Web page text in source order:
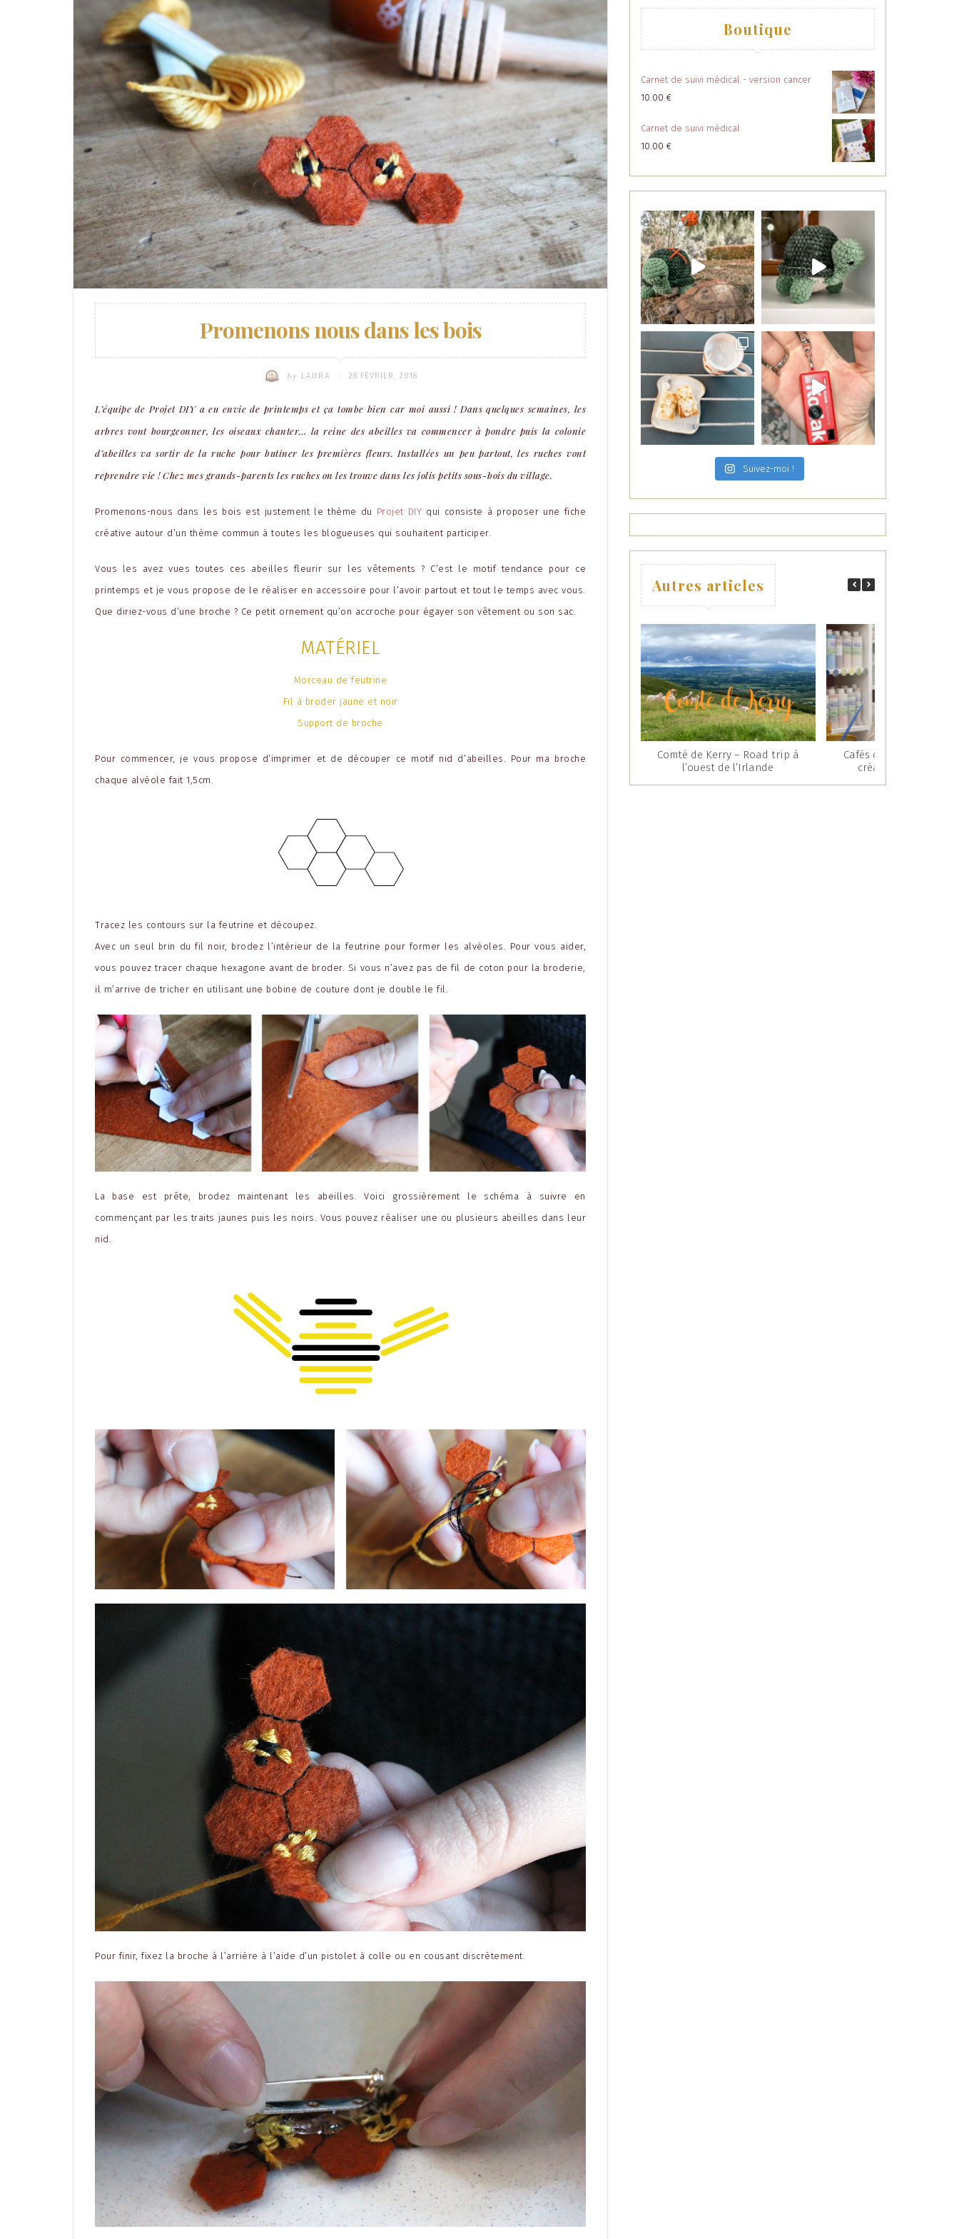
Promenons nous dans les bois
by LAURA 28 FÉVRIER, 2018
L’équipe de Projet DIY a eu envie de printemps et ça tombe bien car moi aussi ! Dans quelques semaines, les
arbres vont bourgeonner, les oiseaux chanter… la reine des abeilles va commencer à pondre puis la colonie
d’abeilles va sortir de la ruche pour butiner les premières fleurs. Installées un peu partout, les ruches vont
reprendre vie ! Chez mes grands-parents les ruches on les trouve dans les jolis petits sous-bois du village.
Promenons-nous dans les bois est justement le thème du Projet DIY qui consiste à proposer une fiche
créative autour d’un thème commun à toutes les blogueuses qui souhaitent participer.
Vous les avez vues toutes ces abeilles fleurir sur les vêtements ? C’est le motif tendance pour ce
printemps et je vous propose de le réaliser en accessoire pour l’avoir partout et tout le temps avec vous.
Que diriez-vous d’une broche ? Ce petit ornement qu’on accroche pour égayer son vêtement ou son sac.
MATÉRIEL
Morceau de feutrine
Fil à broder jaune et noir
Support de broche
Pour commencer, je vous propose d’imprimer et de découper ce motif nid d’abeilles. Pour ma broche
chaque alvéole fait 1,5cm.
Tracez les contours sur la feutrine et découpez.
Avec un seul brin du fil noir, brodez l’intérieur de la feutrine pour former les alvéoles. Pour vous aider,
vous pouvez tracer chaque hexagone avant de broder. Si vous n’avez pas de fil de coton pour la broderie,
il m’arrive de tricher en utilisant une bobine de couture dont je double le fil.
La base est prête, brodez maintenant les abeilles. Voici grossièrement le schéma à suivre en
commençant par les traits jaunes puis les noirs. Vous pouvez réaliser une ou plusieurs abeilles dans leur
nid.
Pour finir, fixez la broche à l’arrière à l’aide d’un pistolet à colle ou en cousant discrètement.
Boutique
Carnet de suivi médical - version cancer
10.00 €
Carnet de suivi médical
10.00 €
Suivez-moi !
Autres articles
Comté de Kerry – Road trip à
l’ouest de l’Irlande
Cafés céramique : une
créative et